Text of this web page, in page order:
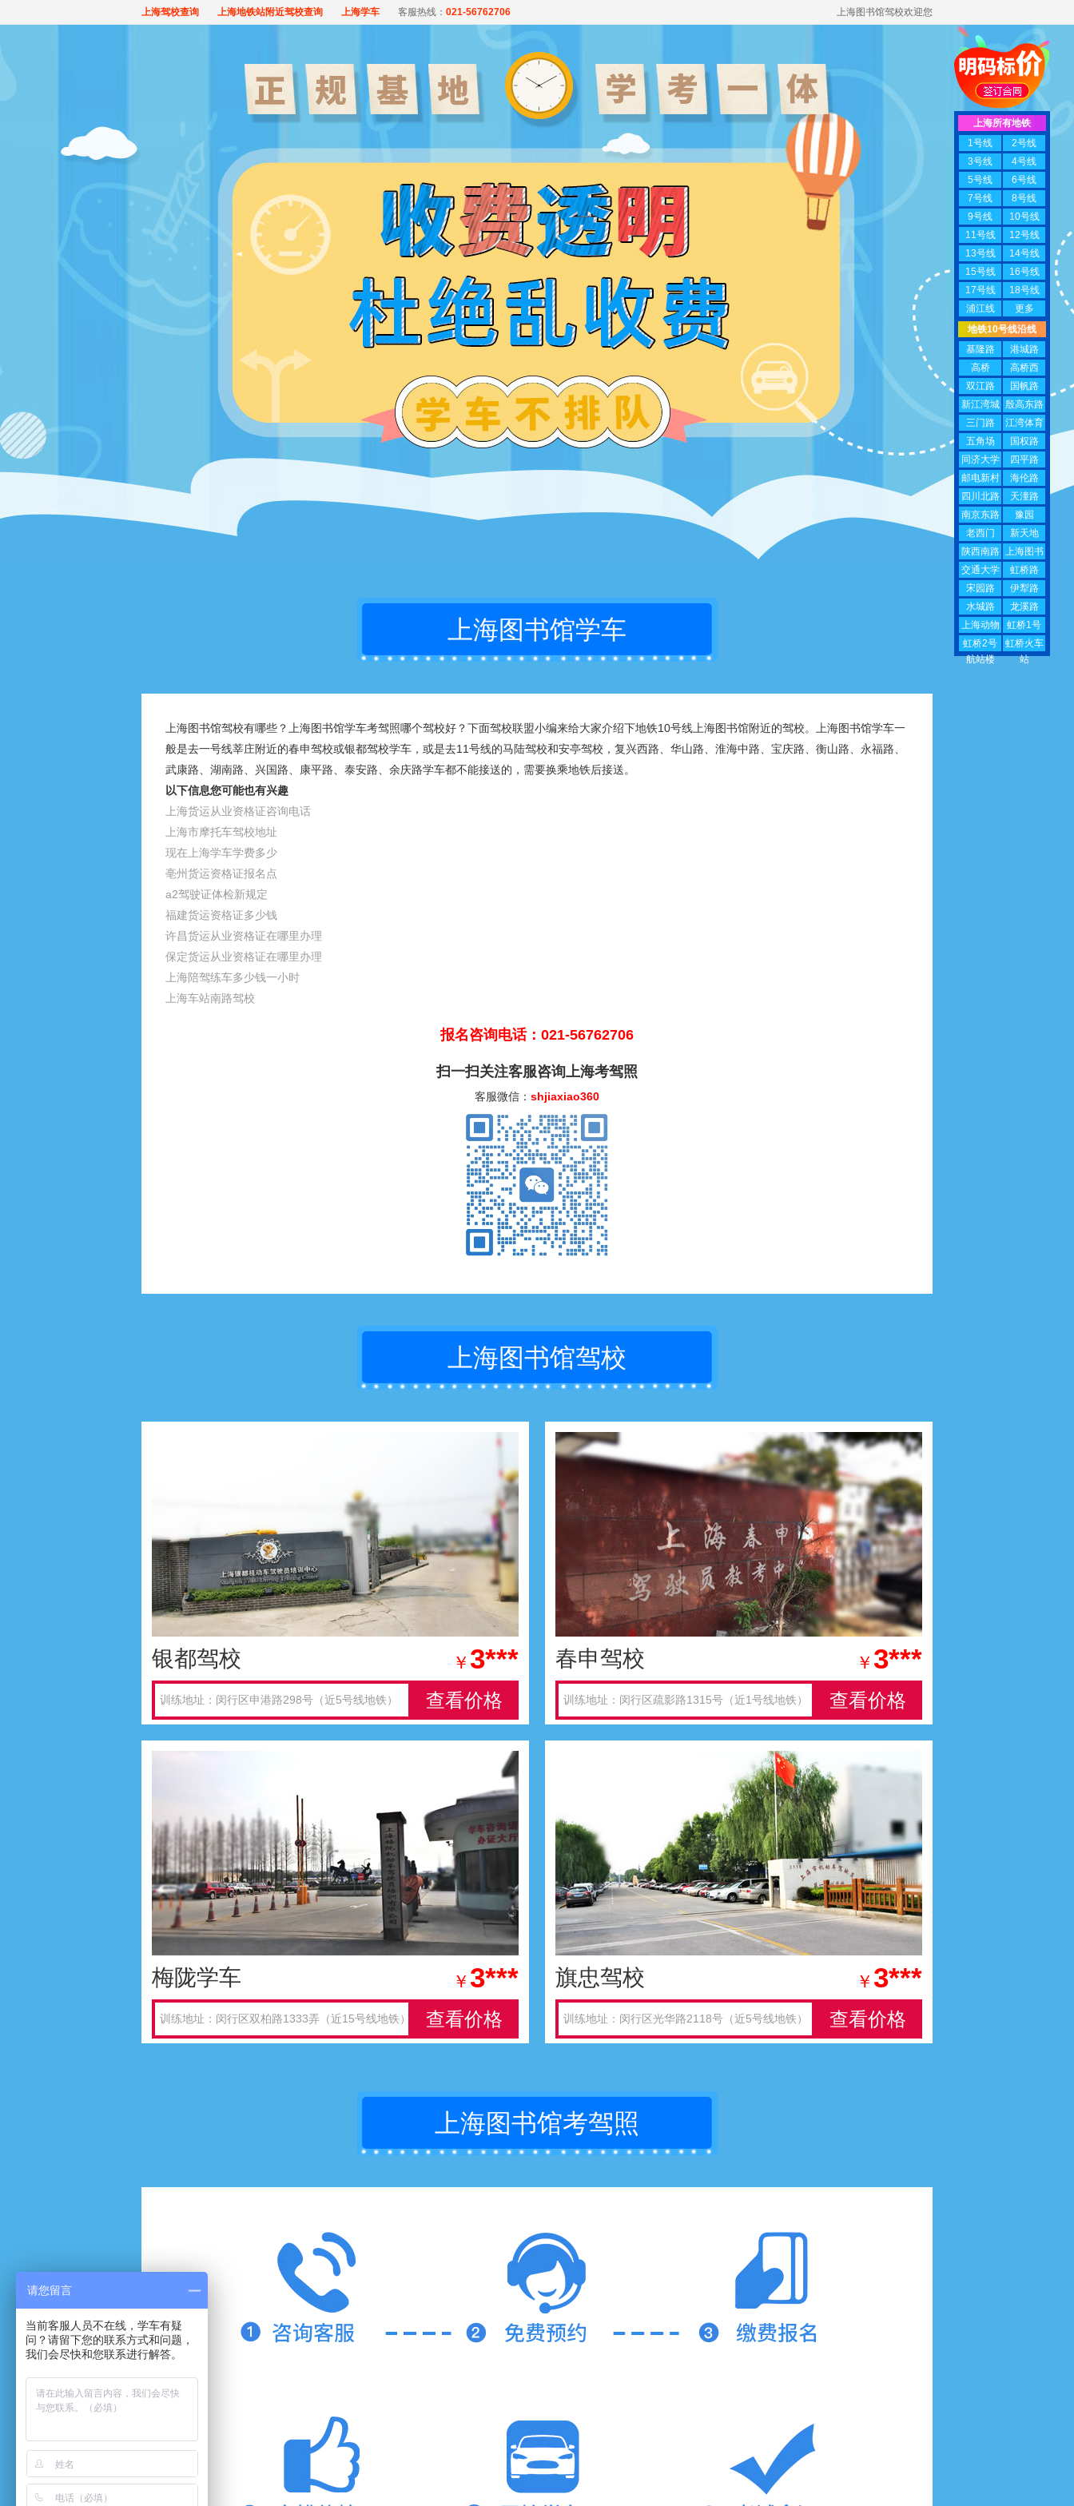
上海图书馆驾校欢迎您
上海驾校查询 上海地铁站附近驾校查询 上海学车 客服热线： 021-56762706
上海图书馆学车
上海图书馆驾校有哪些？上海图书馆学车考驾照哪个驾校好？下面驾校联盟小编来给大家介绍下地铁10号线上海图书馆附近的驾校。上海图书馆学车一
般是去一号线莘庄附近的春申驾校或银都驾校学车，或是去11号线的马陆驾校和安亭驾校，复兴西路、华山路、淮海中路、宝庆路、衡山路、永福路、
武康路、湖南路、兴国路、康平路、泰安路、余庆路学车都不能接送的，需要换乘地铁后接送。
以下信息您可能也有兴趣
上海货运从业资格证咨询电话
上海市摩托车驾校地址
现在上海学车学费多少
亳州货运资格证报名点
a2驾驶证体检新规定
福建货运资格证多少钱
许昌货运从业资格证在哪里办理
保定货运从业资格证在哪里办理
上海陪驾练车多少钱一小时
上海车站南路驾校
报名咨询电话：021-56762706
扫一扫关注客服咨询上海考驾照
客服微信： shjiaxiao360
上海图书馆驾校
银都驾校 ￥ 3***
训练地址：闵行区申港路298号（近5号线地铁） 查看价格
春申驾校 ￥ 3***
训练地址：闵行区疏影路1315号（近1号线地铁） 查看价格
梅陇学车 ￥ 3***
训练地址：闵行区双柏路1333弄（近15号线地铁） 查看价格
旗忠驾校 ￥ 3***
训练地址：闵行区光华路2118号（近5号线地铁） 查看价格
上海图书馆考驾照
上海所有地铁
1号线
2号线
3号线
4号线
5号线
6号线
7号线
8号线
9号线
10号线
11号线
12号线
13号线
14号线
15号线
16号线
17号线
18号线
浦江线
更多
地铁10号线沿线
基隆路
港城路
高桥
高桥西
双江路
国帆路
新江湾城
殷高东路
三门路
江湾体育
场
五角场
国权路
同济大学
四平路
邮电新村
海伦路
四川北路
天潼路
南京东路
豫园
老西门
新天地
陕西南路 上海图书
馆
交通大学
虹桥路
宋园路
伊犁路
水城路
龙溪路
上海动物
园
虹桥1号
航站楼
虹桥2号
航站楼
虹桥火车
站
请您留言
当前客服人员不在线，学车有疑
问？请留下您的联系方式和问题，
我们会尽快和您联系进行解答。